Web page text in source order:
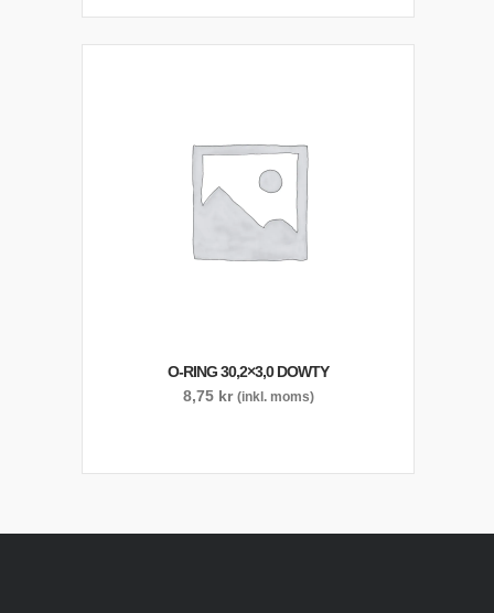
O-RING 30,2×3,0 DOWTY
8,75 kr (inkl. moms)